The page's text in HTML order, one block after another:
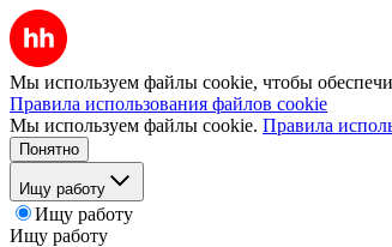
Мы используем файлы cookie, чтобы
Правила использования файлов cookie
Мы используем файлы cookie. Правила
Понятно
Ищу работу
Ищу работу
Ищу работу